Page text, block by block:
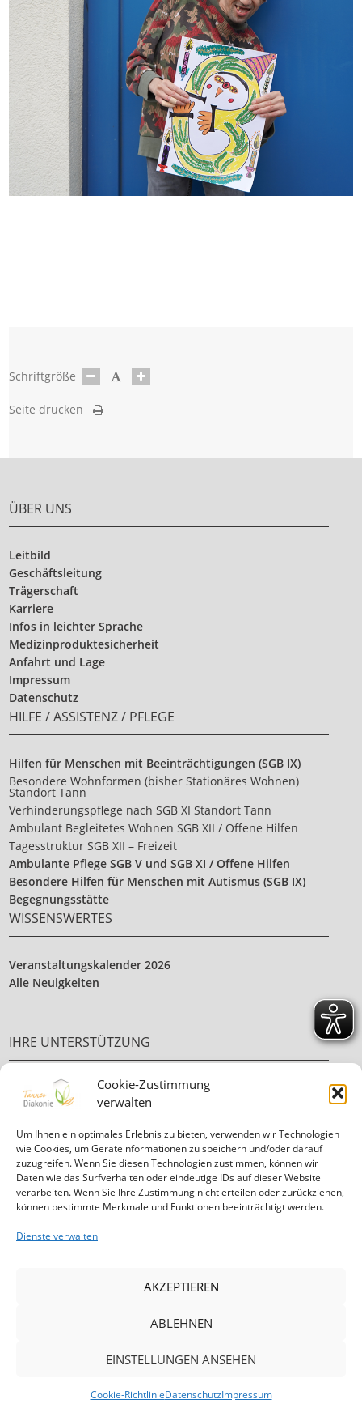
Cookie-Zustimmung
verwalten
Um Ihnen ein optimales Erlebnis zu bieten, verwenden wir Technologien
wie Cookies, um Geräteinformationen zu speichern und/oder darauf
zuzugreifen. Wenn Sie diesen Technologien zustimmen, können wir
Daten wie das Surfverhalten oder eindeutige IDs auf dieser Website
verarbeiten. Wenn Sie Ihre Zustimmung nicht erteilen oder zurückziehen,
können bestimmte Merkmale und Funktionen beeinträchtigt werden.
Dienste verwalten
AKZEPTIEREN
ABLEHNEN
EINSTELLUNGEN ANSEHEN
Cookie-RichtlinieDatenschutzImpressum
Schriftgröße
Seite drucken
ÜBER UNS
Leitbild
Geschäftsleitung
Trägerschaft
Karriere
Infos in leichter Sprache
Medizinproduktesicherheit
Anfahrt und Lage
Impressum
Datenschutz
HILFE / ASSISTENZ / PFLEGE
Hilfen für Menschen mit Beeinträchtigungen (SGB IX)
Besondere Wohnformen (bisher Stationäres Wohnen)
Standort Tann
Verhinderungspflege nach SGB XI Standort Tann
Ambulant Begleitetes Wohnen SGB XII / Offene Hilfen
Tagesstruktur SGB XII – Freizeit
Ambulante Pflege SGB V und SGB XI / Offene Hilfen
Besondere Hilfen für Menschen mit Autismus (SGB IX)
Begegnungsstätte
WISSENSWERTES
Veranstaltungskalender 2026
Alle Neuigkeiten
IHRE UNTERSTÜTZUNG
Ehrenamt
Ihre Spende
Informationen in
Mitglied in der Diakonie Hessen